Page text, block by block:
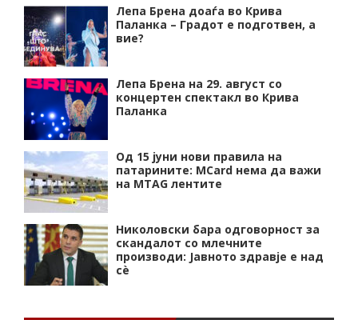
Лепа Брена доаѓа во Крива
Паланка – Градот е подготвен, а
вие?
Лепа Брена на 29. август со
концертен спектакл во Крива
Паланка
Од 15 јуни нови правила на
патарините: MCard нема да важи
на MTAG лентите
Николовски бара одговорност за
скандалот со млечните
производи: Јавното здравје е над
сѐ